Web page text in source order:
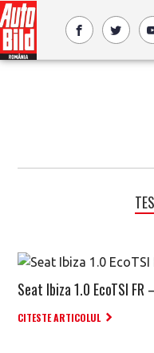
Seat Ibiza 1.0 EcoTSI
CITESTE ARTICOLUL